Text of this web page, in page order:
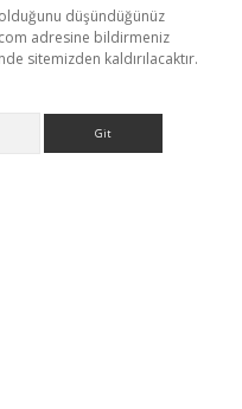
düşündüğünüz
adresine bildirmeniz
sitemizden kaldırılacaktır.